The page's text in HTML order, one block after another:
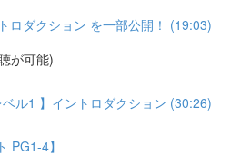
ロダクション を一部公開！ (19:03)
が可能)
ベル1 】イントロダクション (30:26)
PG1-4】